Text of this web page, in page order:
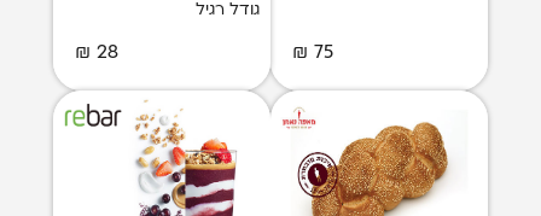
75 ₪
גודל רגיל
28 ₪